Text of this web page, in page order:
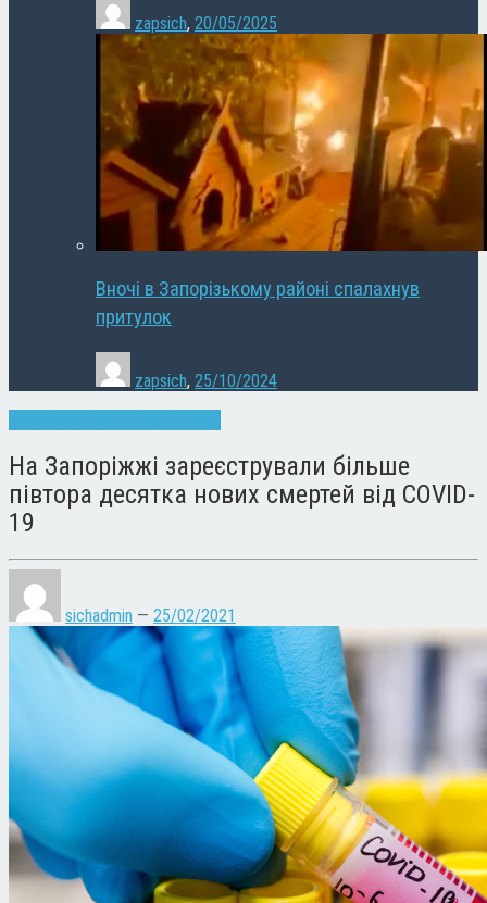
zapsich, 20/05/2025
Вночі в Запорізькому районі спалахнув
притулок
zapsich, 25/10/2024
На Запоріжжі зареєстрували більше
півтора десятка нових смертей від COVID-
19
sichadmin — 25/02/2021